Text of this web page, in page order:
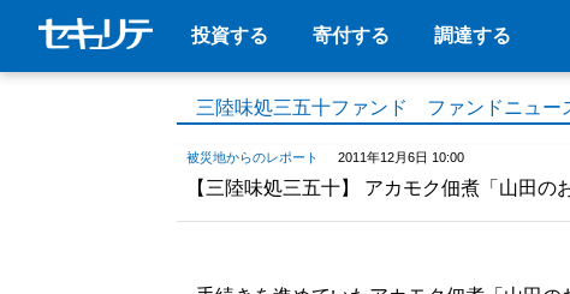
投資する 寄付する 調達する
三陸味処三五十ファンド ファンドニュー
被災地からのレポート 2011年12月6日 10:00
【三陸味処三五十】 アカモク佃煮「山田の